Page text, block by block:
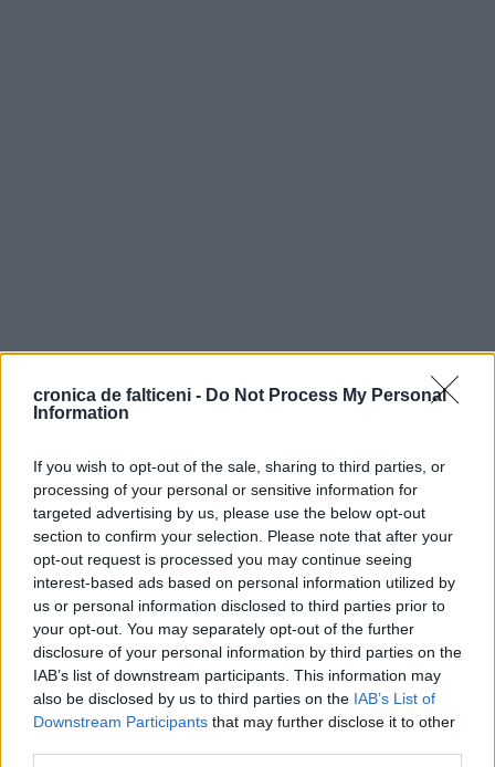
cronica de falticeni - Do Not Process My Personal
Information
If you wish to opt-out of the sale, sharing to third parties, or
processing of your personal or sensitive information for
targeted advertising by us, please use the below opt-out
section to confirm your selection. Please note that after your
opt-out request is processed you may continue seeing
interest-based ads based on personal information utilized by
us or personal information disclosed to third parties prior to
your opt-out. You may separately opt-out of the further
disclosure of your personal information by third parties on the
IAB’s list of downstream participants. This information may
also be disclosed by us to third parties on the IAB’s List of
Downstream Participants that may further disclose it to other
NEXT ARTICLE
Un tânăr cu probleme psihice este autorul incendiilor
din satul Dumbrava. El și-a incendiat propria casă și
locuința tatălui său
Minora dispărută din Mălini se întoarce acasă însoțită
de polițiști și de tatăl acesteia. Unde au găsit-o
oamenii legii